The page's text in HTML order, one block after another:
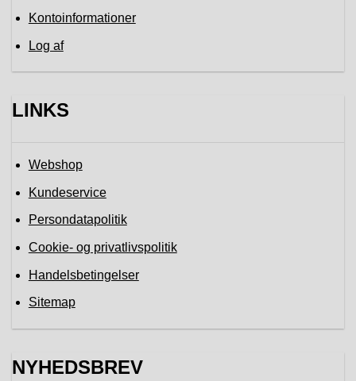
Kontoinformationer
Log af
LINKS
Webshop
Kundeservice
Persondatapolitik
Cookie- og privatlivspolitik
Handelsbetingelser
Sitemap
NYHEDSBREV